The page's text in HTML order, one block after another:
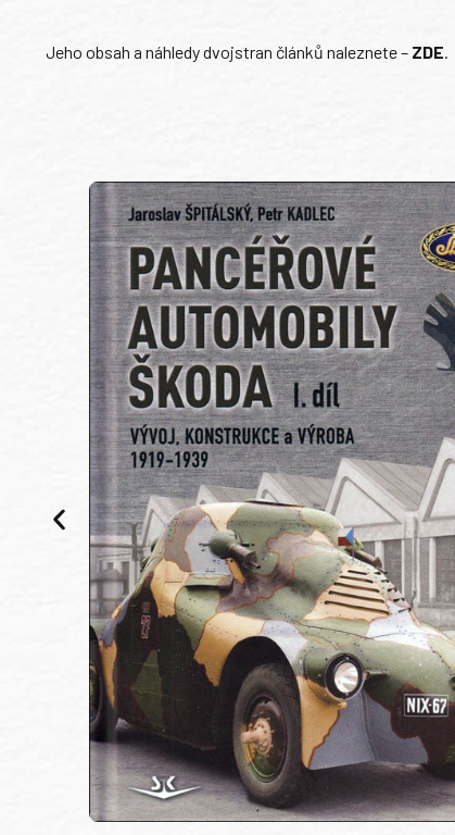
Jeho obsah a náhledy dvojstran článků naleznete – ZDE.